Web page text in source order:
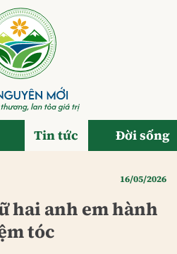
Tin tức Đời sống
16/05/2026
hai anh em hành
tóc